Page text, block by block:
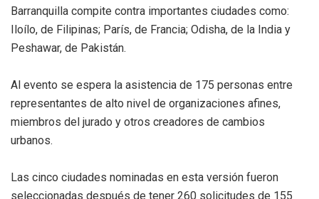
Barranquilla compite contra importantes ciudades como:
Iloílo, de Filipinas; París, de Francia; Odisha, de la India y
Peshawar, de Pakistán.
Al evento se espera la asistencia de 175 personas entre
representantes de alto nivel de organizaciones afines,
miembros del jurado y otros creadores de cambios
urbanos.
Las cinco ciudades nominadas en esta versión fueron
seleccionadas después de tener 260 solicitudes de 155